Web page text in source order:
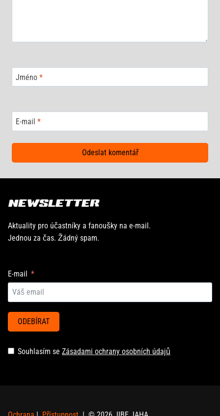
Jméno *
E-mail *
NEWSLETTER
Aktuality pro účastníky a fanoušky na e-mail.
Jednou za čas. Žádný spam.
E-mail
ODEBÍRAT
Souhlasím se Zásadami ochrany osobních údajů